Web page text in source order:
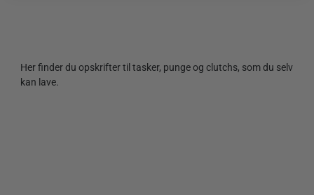
Her finder du opskrifter til tasker, punge og clutchs, som du selv
kan lave.